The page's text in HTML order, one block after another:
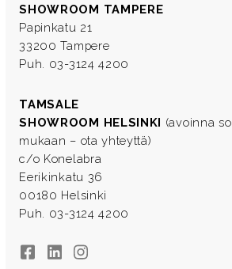
SHOWROOM TAMPERE
Papinkatu 21
33200 Tampere
Puh. 03-3124 4200
TAMSALE
SHOWROOM HELSINKI (avoinna
mukaan – ota yhteyttä)
c/o Konelabra
Eerikinkatu 36
00180 Helsinki
Puh. 03-3124 4200
FacebookLinkedInInstagram